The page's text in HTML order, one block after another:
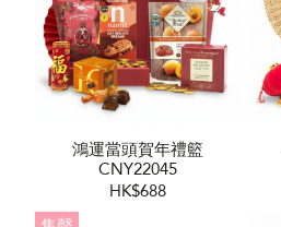
鴻運當頭賀年禮籃
CNY22045
HK$688